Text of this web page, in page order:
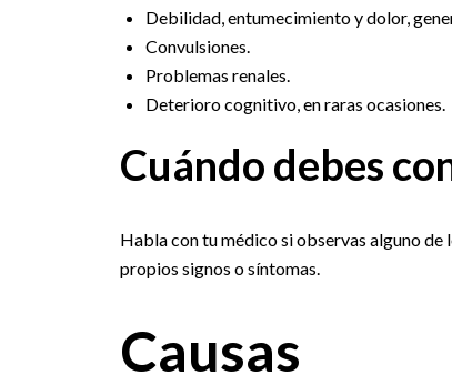
Debilidad, entumecimiento y dolor,
Convulsiones.
Problemas renales.
Deterioro cognitivo, en raras ocasiones.
Cuándo debes
Habla con tu médico si observas alguno
propios signos o síntomas.
Causas